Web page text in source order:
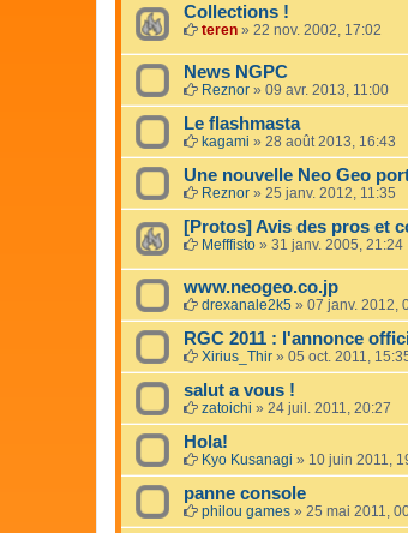
Collections !
teren » 22 nov. 2002, 17:02
News NGPC
Reznor » 09 avr. 2013, 11:00
Le flashmasta
kagami » 28 août 2013, 16:43
Une nouvelle Neo Geo
Reznor » 25 janv. 2012, 11:35
[Protos] Avis des pros et
Mefffisto » 31 janv. 2005, 21:24
www.neogeo.co.jp
drexanale2k5 » 07 janv. 2012,
RGC 2011 : l'annonce
Xirius_Thir » 05 oct. 2011,
salut a vous !
zatoichi » 24 juil. 2011, 20:27
Hola!
Kyo Kusanagi » 10 juin 2011,
panne console
philou games » 25 mai 2011,